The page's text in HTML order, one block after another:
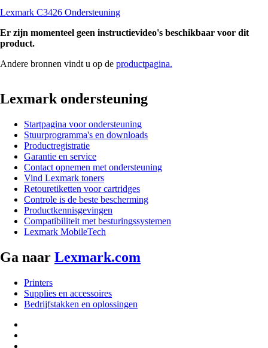
Lexmark C3426 Ondersteuning
Er zijn momenteel geen instructievideo's beschikbaar voor dit
product.
Andere bronnen vindt u op de productpagina.
Lexmark ondersteuning
Startpagina voor ondersteuning
Stuurprogramma's en downloads
Productregistratie
Garantie en service
Contact opnemen met ondersteuning
Vind Lexmark toners
Retouretiketten voor cartridges
Controle is de beste bescherming
Productkennisgevingen
Compatibiliteit met besturingssystemen
Lexmark MobileTech
Ga naar Lexmark.com
Printers
Supplies en accessoires
Bedrijfstakken en oplossingen